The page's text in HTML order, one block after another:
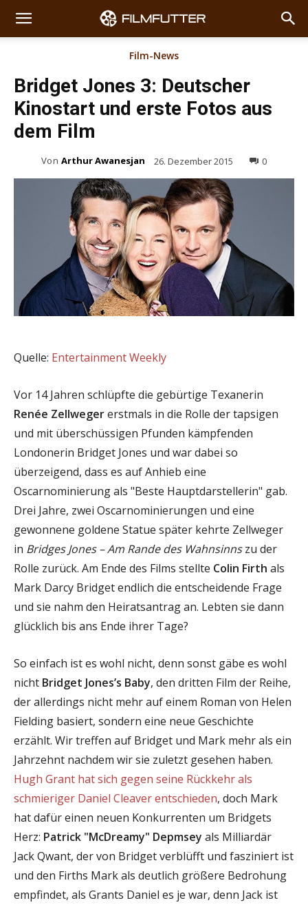
Film-News
Bridget Jones 3: Deutscher
Kinostart und erste Fotos aus
dem Film
Von Arthur Awanesjan 26. Dezember 2015 0
Quelle: Entertainment Weekly
Vor 14 Jahren schlüpfte die gebürtige Texanerin
Renée Zellwegererstmals in die Rolle der tapsigen
und mit überschüssigen Pfunden kämpfenden
Londonerin Bridget Jones und war dabei so
überzeigend, dass es auf Anhieb eine
Oscarnominierung als "Beste Hauptdarstellerin" gab.
Drei Jahre, zwei Oscarnominierungen und eine
gewonnene goldene Statue später kehrte Zellweger
in Bridges Jones – Am Rande des Wahnsinnszu der
Rolle zurück. Am Ende des Films stellte Colin Firth als
Mark Darcy Bridget endlich die entscheidende Frage
und sie nahm den Heiratsantrag an. Lebten sie dann
glücklich bis ans Ende ihrer Tage?
So einfach ist es wohl nicht, denn sonst gäbe es wohl
nicht Bridget Jones’s Baby, den dritten Film der Reihe,
der allerdings nicht mehr auf einem Roman von Helen
Fielding basiert, sondern eine neue Geschichte
erzählt. Wir treffen auf Bridget und Mark mehr als ein
Jahrzehnt nachdem wir sie zuletzt gesehen haben.
Hugh Grant hat sich gegen seine Rückkehr als
schmieriger Daniel Cleaver entschieden, doch Mark
hat dafür einen neuen Konkurrenten um Bridgets
Herz: Patrick "McDreamy" Depmsey als Milliardär
Jack Qwant, der von Bridget verblüfft und fasziniert ist
und den Firths Mark als deutlich größere Bedrohung
empfindet, als Grants Daniel es je war, denn Jack ist